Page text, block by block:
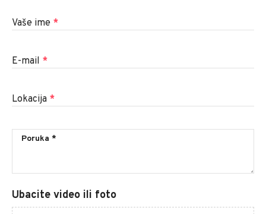
Vaše ime *
E-mail *
Lokacija *
Ubacite video ili foto